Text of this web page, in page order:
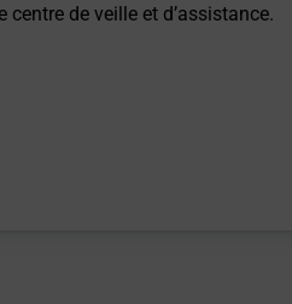
centre de veille et d’assistance.